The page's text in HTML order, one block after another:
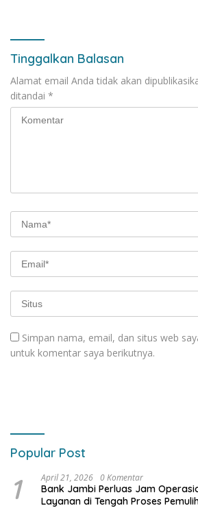
Tinggalkan Balasan
Alamat email Anda tidak akan
ditandai *
Simpan nama, email, dan situs web
untuk komentar saya berikutnya.
Popular Post
1 April 21, 2026 0 Komentar
Bank Jambi Perluas Jam
Layanan di Tengah Proses